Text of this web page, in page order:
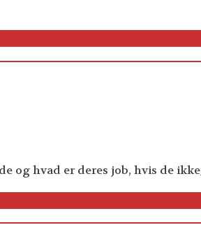
og hvad er deres job, hvis de ikke